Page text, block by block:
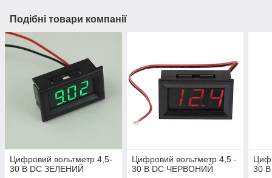
Подібні товари компанії
Цифровий вольтметр 4,5-
30 В DC ЗЕЛЕНИЙ
Цифровий вольтметр 4,5 -
30 В DC ЧЕРВОНИЙ
30 В